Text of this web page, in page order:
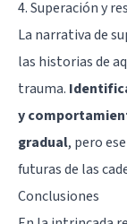
4. Superación y
La narrativa de
las historias de
trauma.
y
gradual, pero
futuras de las
Conclusiones